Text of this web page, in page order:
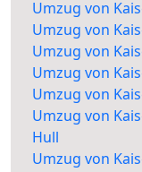
Umzug von
Umzug von
Umzug von
Umzug von
Umzug von
Umzug von
Hull
Umzug von